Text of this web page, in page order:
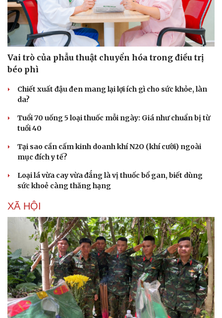
Vai trò của phẫu thuật chuyển hóa trong điều trị
béo phì
Chiết xuất đậu đen mang lại lợi ích gì cho sức khỏe, làn
da?
Tuổi 70 uống 5 loại thuốc mỗi ngày: Giá như chuẩn bị từ
tuổi 40
Tại sao cần cấm kinh doanh khí N2O (khí cười) ngoài
mục đích y tế?
Loại lá vừa cay vừa đắng là vị thuốc bổ gan, biết dùng
sức khoẻ càng thăng hạng
XÃ HỘI